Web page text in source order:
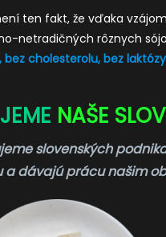
ten fakt, že vďaka
netradičných rôznych
bez cholesterolu, bez laktózy
NAŠE
slovenských
a dávajú prácu našim